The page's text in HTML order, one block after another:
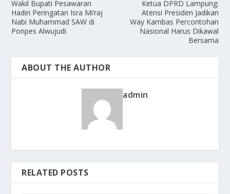
Wakil Bupati Pesawaran
Hadiri Peringatan Isra Mi’raj
Nabi Muhammad SAW di
Ponpes Alwujudi
Ketua DPRD Lampung:
Atensi Presiden Jadikan
Way Kambas Percontohan
Nasional Harus Dikawal
Bersama
ABOUT THE AUTHOR
admin
RELATED POSTS